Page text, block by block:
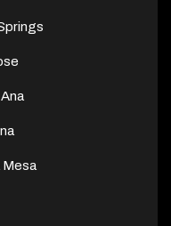
Mesa